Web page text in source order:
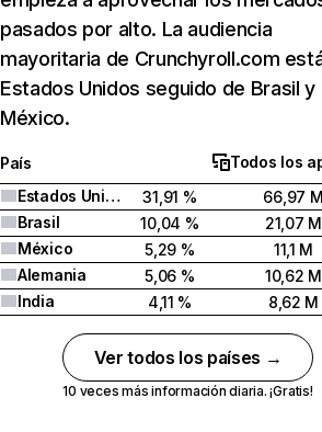
pasados por alto. La audiencia
mayoritaria de Crunchyroll.com
Estados Unidos seguido de Brasil y
México.
País
Todos los
Estados Unidos
31,91 %
66,97
Brasil
10,04 %
21,07 M
México
5,29 %
11,1 M
Alemania
5,06 %
10,62 M
India
4,11 % 8,62 M
Ver todos los países →
10 veces más información diaria. ¡Gratis!